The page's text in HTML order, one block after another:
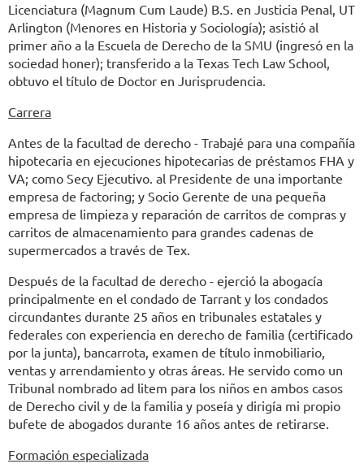
Licenciatura (Magnum Cum Laude) B.S. en Justicia Penal, UT
Arlington (Menores en Historia y Sociología); asistió al
primer año a la Escuela de Derecho de la SMU (ingresó en la
sociedad honer); transferido a la Texas Tech Law School,
obtuvo el título de Doctor en Jurisprudencia.
Carrera
Antes de la facultad de derecho - Trabajé para una compañía
hipotecaria en ejecuciones hipotecarias de préstamos FHA y
VA; como Secy Ejecutivo. al Presidente de una importante
empresa de factoring; y Socio Gerente de una pequeña
empresa de limpieza y reparación de carritos de compras y
carritos de almacenamiento para grandes cadenas de
supermercados a través de Tex.
Después de la facultad de derecho - ejerció la abogacía
principalmente en el condado de Tarrant y los condados
circundantes durante 25 años en tribunales estatales y
federales con experiencia en derecho de familia (certificado
por la junta), bancarrota, examen de título inmobiliario,
ventas y arrendamiento y otras áreas. He servido como un
Tribunal nombrado ad litem para los niños en ambos casos
de Derecho civil y de la familia y poseía y dirigía mi propio
bufete de abogados durante 16 años antes de retirarse.
Formación especializada